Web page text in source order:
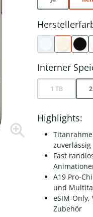
Interner
1 TB
Highlights:
zuverlässig
Fast
A19 Pro-
und
eSIM-
Zubehör